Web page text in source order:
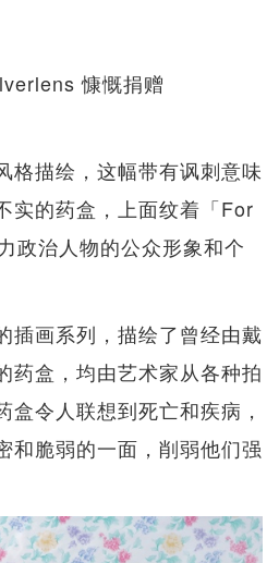
慷慨捐赠
格描绘，这幅带有讽刺意味
实的药盒，上面纹着「For
政治人物的公众形象和个
插画系列，描绘了曾经由戴
药盒，均由艺术家从各种拍
盒令人联想到死亡和疾病，
和脆弱的一面，削弱他们强